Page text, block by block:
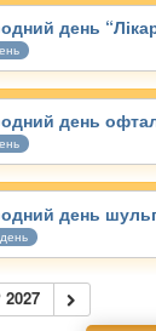
день
день
день
день